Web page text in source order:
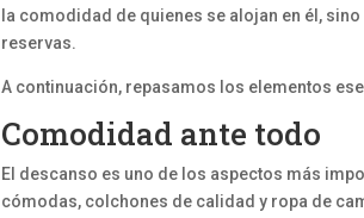
la comodidad de quienes se alojan en él,
reservas.
A continuación, repasamos los elementos
Comodidad ante todo
El descanso es uno de los aspectos más
cómodas, colchones de calidad y ropa de